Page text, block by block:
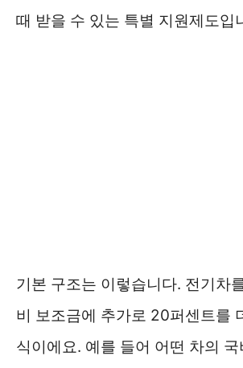
때 받을 수 있는 특별 지원제도입
기본 구조는 이렇습니다. 전기차
비 보조금에 추가로 20퍼센트를
식이에요. 예를 들어 어떤 차의 국